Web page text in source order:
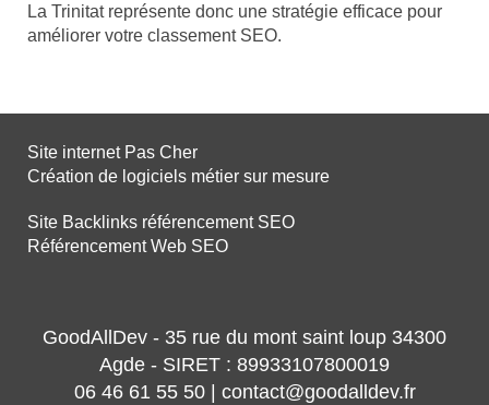
La Trinitat représente donc une stratégie efficace pour
améliorer votre classement SEO.
Site internet Pas Cher
Création de logiciels métier sur mesure
Site Backlinks référencement SEO
Référencement Web SEO
GoodAllDev - 35 rue du mont saint loup 34300
Agde - SIRET : 89933107800019
06 46 61 55 50 | contact@goodalldev.fr